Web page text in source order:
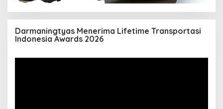
Darmaningtyas Menerima Lifetime Transportasi
Indonesia Awards 2026